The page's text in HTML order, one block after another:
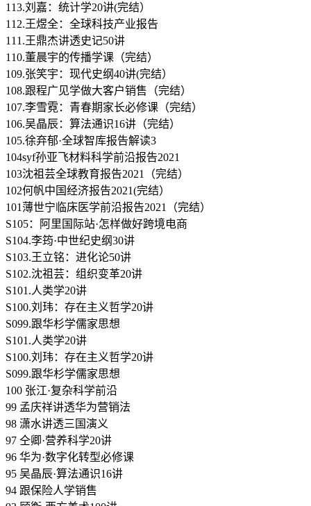
113.刘嘉：统计学20讲(完结）
112.王煜全：全球科技产业报告
111.王鼎杰讲透史记50讲
110.董晨宇的传播学课（完结）
109.张笑宇：现代史纲40讲(完结）
108.跟程广见学做大客户销售（完结）
107.李雪霓：青春期家长必修课（完结）
106.吴晶辰：算法通识16讲（完结）
105.徐弃郁·全球智库报告解读3
104syf孙亚飞材料科学前沿报告2021
103沈祖芸全球教育报告2021（完结）
102何帆中国经济报告2021(完结）
101薄世宁临床医学前沿报告2021（完结）
S105：阿里国际站·怎样做好跨境电商
S104.李筠·中世纪史纲30讲
S103.王立铭：进化论50讲
S102.沈祖芸：组织变革20讲
S101.人类学20讲
S100.刘玮：存在主义哲学20讲
S099.跟华杉学儒家思想
S101.人类学20讲
S100.刘玮：存在主义哲学20讲
S099.跟华杉学儒家思想
100 张江·复杂科学前沿
99 孟庆祥讲透华为营销法
98 潇水讲透三国演义
97 仝卿·营养科学20讲
96 华为·数字化转型必修课
95 吴晶辰·算法通识16讲
94 跟保险人学销售